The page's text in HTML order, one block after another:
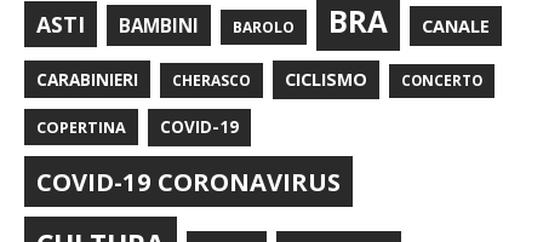
ASTI BAMBINI BAROLO BRA CANALE
CARABINIERI CHERASCO CICLISMO CONCERTO
COPERTINA COVID-19
COVID-19 CORONAVIRUS